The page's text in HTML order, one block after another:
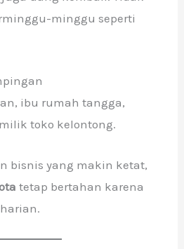
minggu seperti
ibu rumah tangga,
toko kelontong.
bisnis yang makin ketat,
tetap bertahan karena